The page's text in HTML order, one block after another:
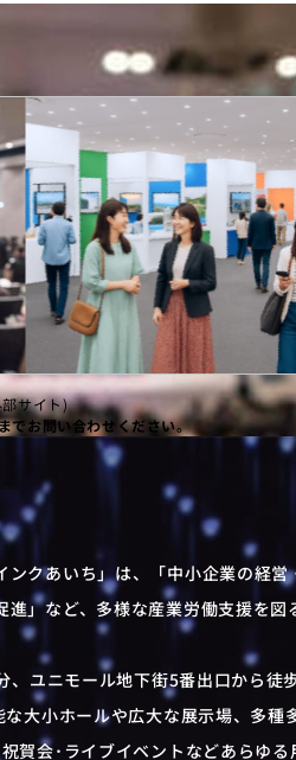
サイト)
でお問い合わせください。
ンクあいち」は、「中小企業の経
進」など、多様な産業労働支援を
、ユニモール地下街5番出口から徒
大小ホールや広大な展示場、多種
賀会･ライブイベントなどあらゆ